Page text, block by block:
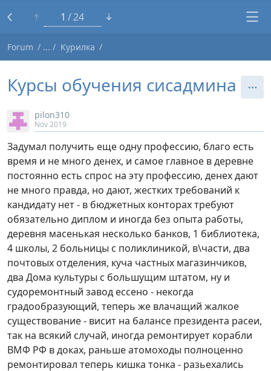
1 24
Forum Курилка
Курсы обучения сисадмина
pilon310
Nov 2019
Задумал получить еще одну профессию, благо есть
время и не много денех, и самое главное в деревне
постоянно есть спрос на эту профессию, денех дают
не много правда, но дают, жестких требований к
кандидату нет - в бюджетных конторах требуют
обязательно диплом и иногда без опыта работы,
деревня масенькая несколько банков, 1 библиотека,
4 школы, 2 больницы с поликлиникой, в\части, два
почтовых отделения, куча частных магазинчиков,
два Дома культуры с большущим штатом, ну и
судоремонтный завод ессено - некогда
градообразующий, теперь же влачащий жалкое
существование - висит на балансе президента расеи,
так на всякий случай, иногда ремонтирует корабли
ВМФ РФ в доках, раньше атомоходы полноценно
ремонтировал теперь кишка тонка - разьехались